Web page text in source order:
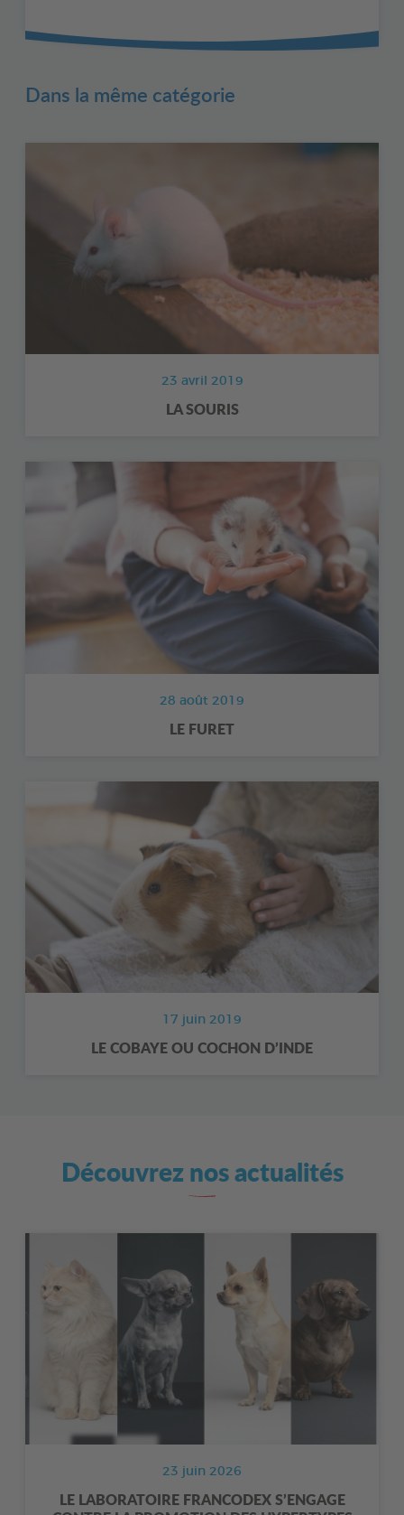
Dans la même catégorie
23 avril 2019
LA SOURIS
28 août 2019
LE FURET
17 juin 2019
LE COBAYE OU COCHON D’INDE
Découvrez nos actualités
23 juin 2026
LE LABORATOIRE FRANCODEX S’ENGAGE